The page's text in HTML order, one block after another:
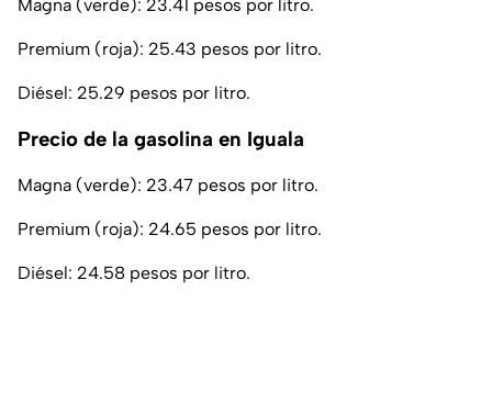
Magna (verde): 23.41 pesos por litro.
Premium (roja): 25.43 pesos por litro.
Diésel: 25.29 pesos por litro.
Precio de la gasolina en Iguala
Magna (verde): 23.47 pesos por litro.
Premium (roja): 24.65 pesos por litro.
Diésel: 24.58 pesos por litro.